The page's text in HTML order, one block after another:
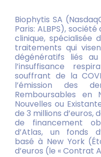
Biophytis SA
Paris: ALBPS),
clinique, spécialisée
traitements qui
dégénératifs liés
l’insuffisance
souffrant de la
l’émission des
Remboursables en
Nouvelles ou
de 3 millions d’euros,
de financement
d’Atlas, un fonds
basé à New York
d’euros (le « Contrat